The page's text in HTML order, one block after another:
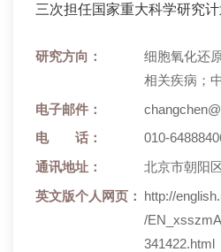
三次担任国家重大科学研究
研究方向：
细胞氧化还
相关疾病；
电子邮件：
电 话： 010-
通讯地址： 北京市朝阳
英文版个人网页：
http://
/
341422.html